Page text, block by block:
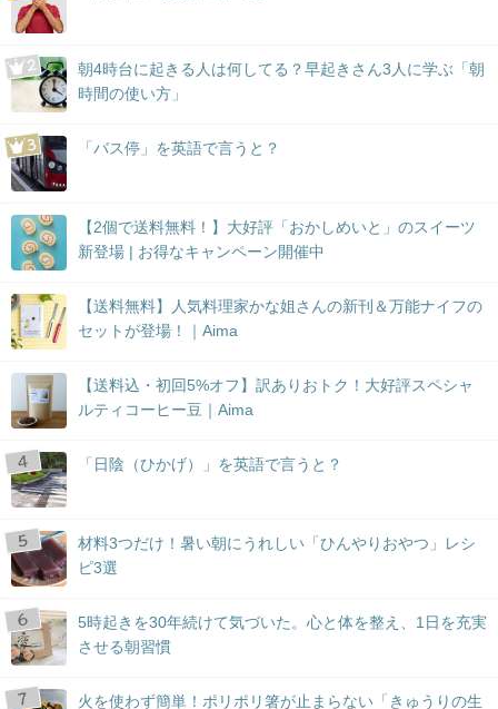
朝4時台に起きる人は何してる？早起きさん3人に学ぶ「朝
時間の使い方」
「バス停」を英語で言うと？
【2個で送料無料！】大好評「おかしめいと」のスイーツ
新登場 | お得なキャンペーン開催中
【送料無料】人気料理家かな姐さんの新刊＆万能ナイフの
セットが登場！｜Aima
【送料込・初回5%オフ】訳ありおトク！大好評スペシャ
ルティコーヒー豆｜Aima
「日陰（ひかげ）」を英語で言うと？
材料3つだけ！暑い朝にうれしい「ひんやりおやつ」レシ
ピ3選
5時起きを30年続けて気づいた。心と体を整え、1日を充実
させる朝習慣
火を使わず簡単！ポリポリ箸が止まらない「きゅうりの生